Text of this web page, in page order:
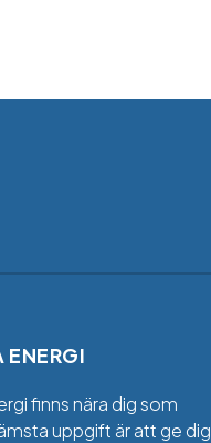
ENERGI
finns nära dig som
uppgift är att ge dig